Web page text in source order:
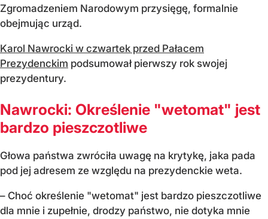
Zgromadzeniem Narodowym przysięgę, formalnie
obejmując urząd.
Karol Nawrocki w czwartek przed Pałacem
Prezydenckim podsumował pierwszy rok swojej
prezydentury.
Nawrocki: Określenie "wetomat" jest
bardzo pieszczotliwe
Głowa państwa zwróciła uwagę na krytykę, jaka pada
pod jej adresem ze względu na prezydenckie weta.
– Choć określenie "wetomat" jest bardzo pieszczotliwe
dla mnie i zupełnie, drodzy państwo, nie dotyka mnie